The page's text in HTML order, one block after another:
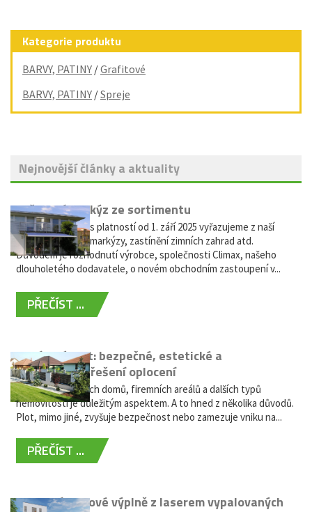
Kategorie produktu
BARVY, PATINY /Grafitové
BARVY, PATINY /Spreje
Nejnovější články a aktuality
Vyřazení markýz ze sortimentu
Vážení zákazníci, s platností od 1. září 2025 vyřazujeme z naší
nabídky výsuvné markýzy, zastínění zimních zahrad atd.
Důvodem je rozhodnutí výrobce, společnosti Climax, našeho
dlouholetého dodavatele, o novém obchodním zastoupení v...
PŘEČÍST ...
Hliníkový plot: bezpečné, estetické a
bezúdržbové řešení oplocení
Oplocení rodinných domů, firemních areálů a dalších typů
nemovitostí je důležitým aspektem. A to hned z několika důvodů.
Plot, mimo jiné, zvyšuje bezpečnost nebo zamezuje vniku na...
PŘEČÍST ...
Moderní plotové výplně z laserem vypalovaných